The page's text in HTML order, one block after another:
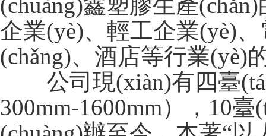
企業(yè)、輕工企業(yè)
(chǎng)、酒店等行業
公司現(xiàn)有四臺
300mm-1600mm），